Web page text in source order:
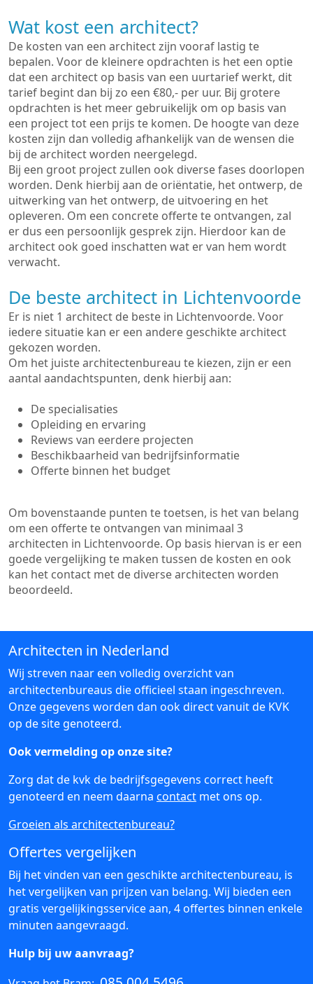
Wat kost een architect?
De kosten van een architect zijn vooraf lastig te
bepalen. Voor de kleinere opdrachten is het een optie
dat een architect op basis van een uurtarief werkt, dit
tarief begint dan bij zo een €80,- per uur. Bij grotere
opdrachten is het meer gebruikelijk om op basis van
een project tot een prijs te komen. De hoogte van deze
kosten zijn dan volledig afhankelijk van de wensen die
bij de architect worden neergelegd.
Bij een groot project zullen ook diverse fases doorlopen
worden. Denk hierbij aan de oriëntatie, het ontwerp, de
uitwerking van het ontwerp, de uitvoering en het
opleveren. Om een concrete offerte te ontvangen, zal
er dus een persoonlijk gesprek zijn. Hierdoor kan de
architect ook goed inschatten wat er van hem wordt
verwacht.
De beste architect in Lichtenvoorde
Er is niet 1 architect de beste in Lichtenvoorde. Voor
iedere situatie kan er een andere geschikte architect
gekozen worden.
Om het juiste architectenbureau te kiezen, zijn er een
aantal aandachtspunten, denk hierbij aan:
De specialisaties
Opleiding en ervaring
Reviews van eerdere projecten
Beschikbaarheid van bedrijfsinformatie
Offerte binnen het budget
Om bovenstaande punten te toetsen, is het van belang
om een offerte te ontvangen van minimaal 3
architecten in Lichtenvoorde. Op basis hiervan is er een
goede vergelijking te maken tussen de kosten en ook
kan het contact met de diverse architecten worden
beoordeeld.
Architecten in Nederland
Wij streven naar een volledig overzicht van
architectenbureaus die officieel staan ingeschreven.
Onze gegevens worden dan ook direct vanuit de KVK
op de site genoteerd.
Ook vermelding op onze site?
Zorg dat de kvk de bedrijfsgegevens correct heeft
genoteerd en neem daarna contact met ons op.
Groeien als architectenbureau?
Offertes vergelijken
Bij het vinden van een geschikte architectenbureau, is
het vergelijken van prijzen van belang. Wij bieden een
gratis vergelijkingsservice aan, 4 offertes binnen enkele
minuten aangevraagd.
Hulp bij uw aanvraag?